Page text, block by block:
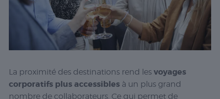
La proximité des destinations rend les voyages
corporatifs plus accessiblesà un plus grand
nombre de collaborateurs. Ce qui permet de